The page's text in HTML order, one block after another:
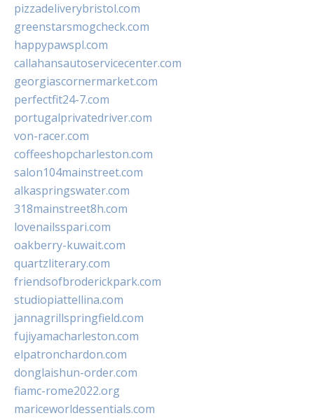
pizzadeliverybristol.com
greenstarsmogcheck.com
happypawspl.com
callahansautoservicecenter.com
georgiascornermarket.com
perfectfit24-7.com
portugalprivatedriver.com
von-racer.com
coffeeshopcharleston.com
salon104mainstreet.com
alkaspringswater.com
318mainstreet8h.com
lovenailsspari.com
oakberry-kuwait.com
quartzliterary.com
friendsofbroderickpark.com
studiopiattellina.com
jannagrillspringfield.com
fujiyamacharleston.com
elpatronchardon.com
donglaishun-order.com
fiamc-rome2022.org
mariceworldessentials.com